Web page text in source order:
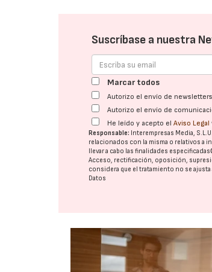
Suscríbase a nuestra
Marcar todos
Autorizo el envío de
Autorizo el envío de
He leído y acepto elAviso Legal
Responsable: Interempresas Media, S.L.U.
relacionados con la misma o relativos a
llevar a cabo las finalidades especificadas
Acceso, rectificación, oposición,
considera que el tratamiento no se
Datos